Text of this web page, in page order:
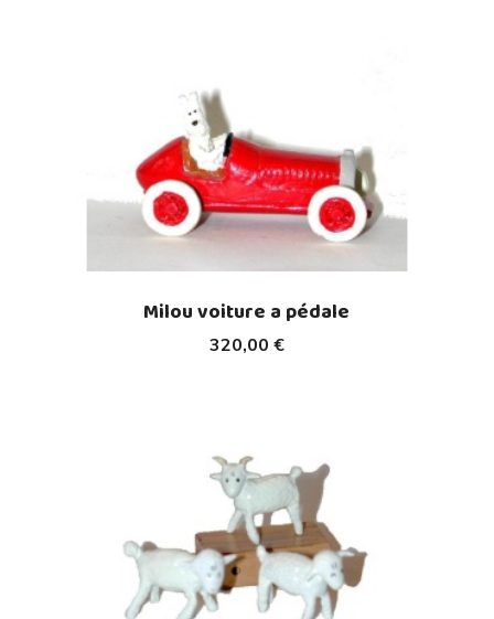
320,00 €
Milou voiture a pédale